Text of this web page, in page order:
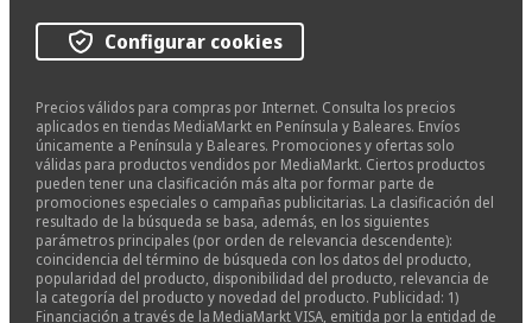
Configurar cookies
Precios válidos para compras por Internet. Consulta los precios
aplicados en tiendas MediaMarkt en Península y Baleares. Envíos
únicamente a Península y Baleares. Promociones y ofertas solo
válidas para productos vendidos por MediaMarkt. Ciertos productos
pueden tener una clasificación más alta por formar parte de
promociones especiales o campañas publicitarias. La clasificación del
resultado de la búsqueda se basa, además, en los siguientes
parámetros principales (por orden de relevancia descendente):
coincidencia del término de búsqueda con los datos del producto,
popularidad del producto, disponibilidad del producto, relevancia de
la categoría del producto y novedad del producto. Publicidad: 1)
Financiación a través de la MediaMarkt VISA, emitida por la entidad de